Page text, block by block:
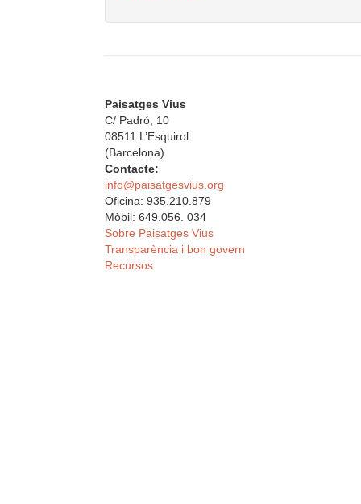
Paisatges Vius
C/ Padró, 10
08511 L’Esquirol
(Barcelona)
Contacte:
info@paisatgesvius.org
Oficina: 935.210.879
Mòbil: 649.056. 034
Sobre Paisatges Vius
Transparència i bon govern
Recursos